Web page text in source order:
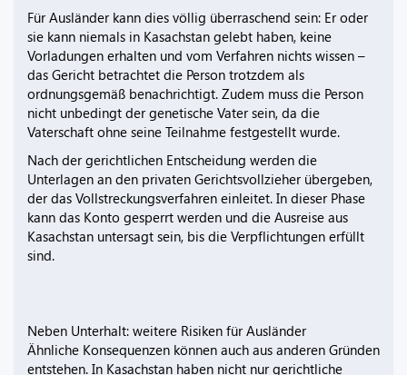
Für Ausländer kann dies völlig überraschend sein: Er oder
sie kann niemals in Kasachstan gelebt haben, keine
Vorladungen erhalten und vom Verfahren nichts wissen –
das Gericht betrachtet die Person trotzdem als
ordnungsgemäß benachrichtigt. Zudem muss die Person
nicht unbedingt der genetische Vater sein, da die
Vaterschaft ohne seine Teilnahme festgestellt wurde.
Nach der gerichtlichen Entscheidung werden die
Unterlagen an den privaten Gerichtsvollzieher übergeben,
der das Vollstreckungsverfahren einleitet. In dieser Phase
kann das Konto gesperrt werden und die Ausreise aus
Kasachstan untersagt sein, bis die Verpflichtungen erfüllt
sind.
Neben Unterhalt: weitere Risiken für Ausländer
Ähnliche Konsequenzen können auch aus anderen Gründen
entstehen. In Kasachstan haben nicht nur gerichtliche